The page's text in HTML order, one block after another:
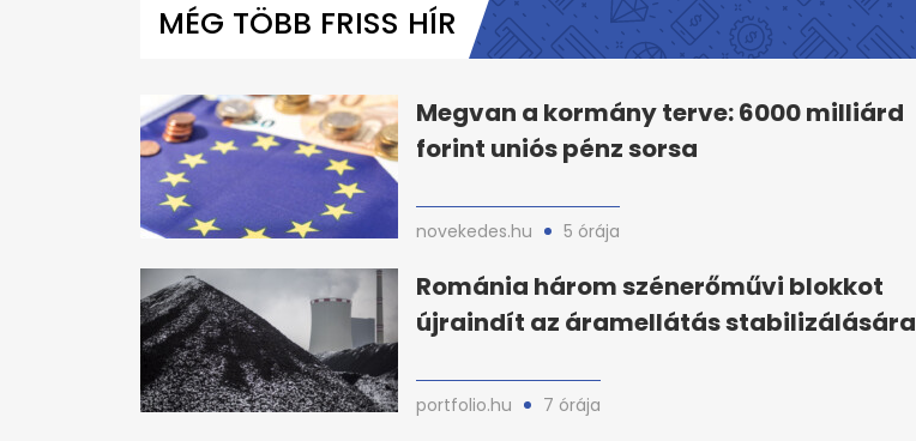
minute,
MÉG TÖBB FRISS HÍR
Megvan a kormány terve: 6000 milliárd
forint uniós pénz sorsa
novekedes.hu 5 órája
Románia három szénerőművi blokkot
újraindít az áramellátás stabilizálására
portfolio.hu 7 órája